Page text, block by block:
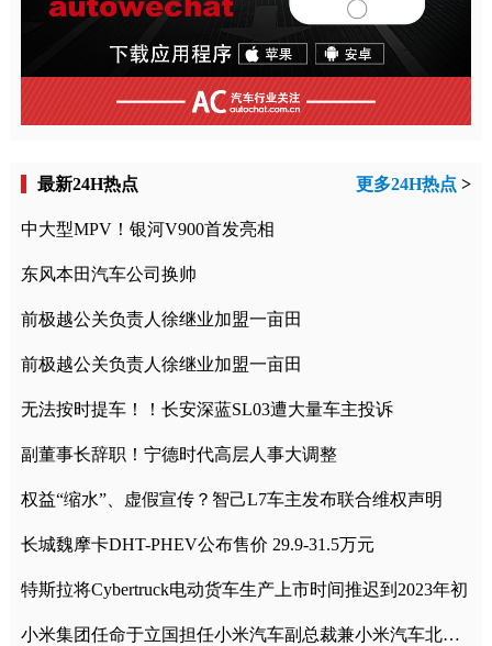
最新24H热点 更多24H热点 >
中大型MPV！银河V900首发亮相
东风本田汽车公司换帅
前极越公关负责人徐继业加盟一亩田
前极越公关负责人徐继业加盟一亩田
无法按时提车！！长安深蓝SL03遭大量车主投诉
副董事长辞职！宁德时代高层人事大调整
权益“缩水”、虚假宣传？智己L7车主发布联合维权声明
长城魏摩卡DHT-PHEV公布售价 29.9-31.5万元
特斯拉将Cybertruck电动货车生产上市时间推迟到2023年初
小米集团任命于立国担任小米汽车副总裁兼小米汽车北京总部政委